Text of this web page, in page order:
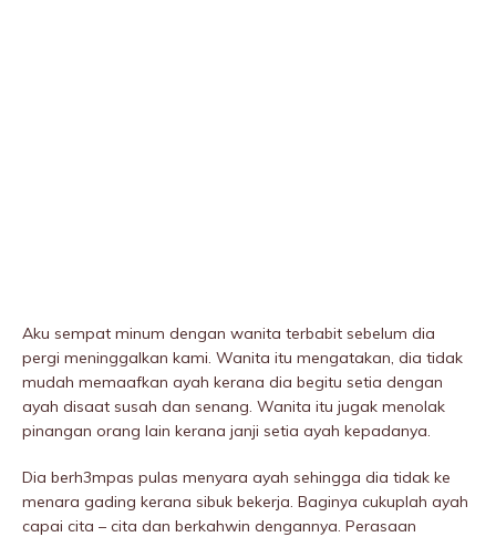
Aku sempat minum dengan wanita terbabit sebelum dia
pergi meninggaIkan kami. Wanita itu mengatakan, dia tidak
mudah memaafkan ayah kerana dia begitu setia dengan
ayah disaat susah dan senang. Wanita itu jugak menolak
pinangan orang lain kerana janji setia ayah kepadanya.
Dia berh3mpas pulas menyara ayah sehingga dia tidak ke
menara gading kerana sibuk bekerja. Baginya cukuplah ayah
capai cita – cita dan berkahwin dengannya. Perasaan